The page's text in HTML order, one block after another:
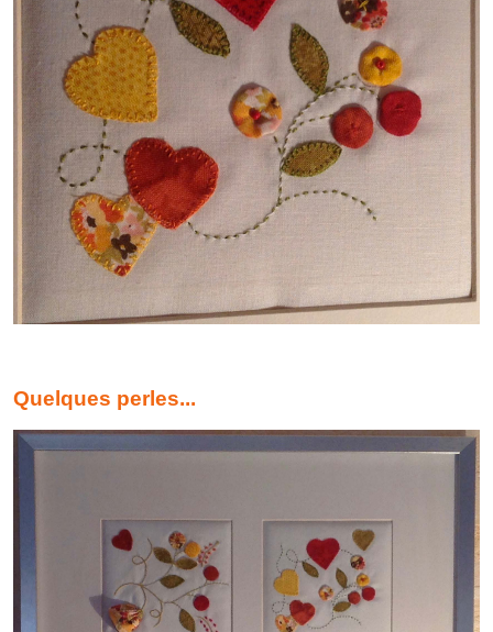
Quelques perles...